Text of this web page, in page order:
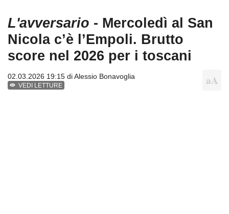
L'avversario - Mercoledì al San
Nicola c’è l’Empoli. Brutto
score nel 2026 per i toscani
02.03.2026 19:15 diAlessio Bonavoglia
VEDI LETTURE